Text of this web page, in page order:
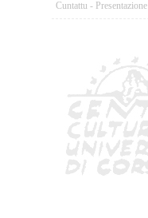
Cuntattu - Presentazione